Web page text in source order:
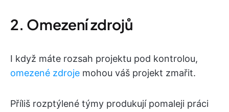
2. Omezení zdrojů
I když máte rozsah projektu pod kontrolou,
omezené zdroje mohou váš projekt zmařit.
Příliš rozptýlené týmy produkují pomaleji práci